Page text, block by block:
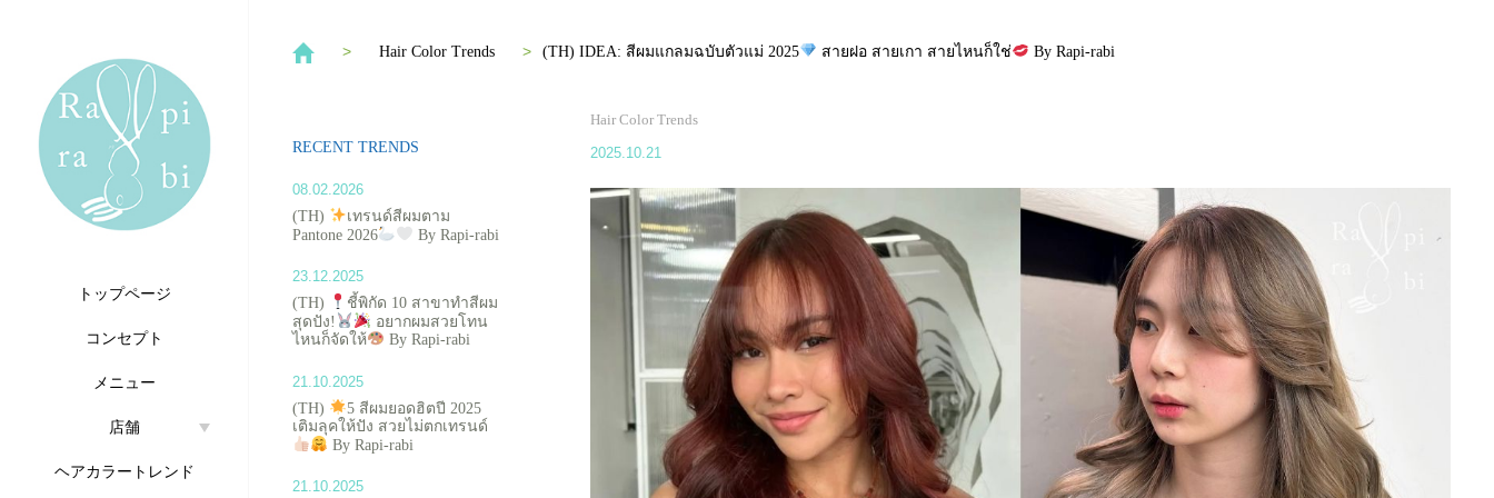
トップページ
コンセプト
メニュー
店舗
ヘアカラートレンド
Hair Color Trends (TH) IDEA: สีผมแกลมฉบับตัวแม่ 2025 สายฝอ สายเกา สายไหนก็ใช่ By Rapi-rabi
RECENT TRENDS
08.02.2026
(TH)
เทรนด์สีผมตาม
Pantone 2026
By Rapi-rabi
23.12.2025
(TH)
ชี้พิกัด 10 สาขาทำสีผม
สุดปัง!
อยากผมสวยโทน
ไหนก็จัดให้
By Rapi-rabi
21.10.2025
(TH)
5 สีผมยอดฮิตปี 2025
เติมลุคให้ปัง สวยไม่ตกเทรนด์
By Rapi-rabi
21.10.2025
Hair Color Trends
2025.10.21